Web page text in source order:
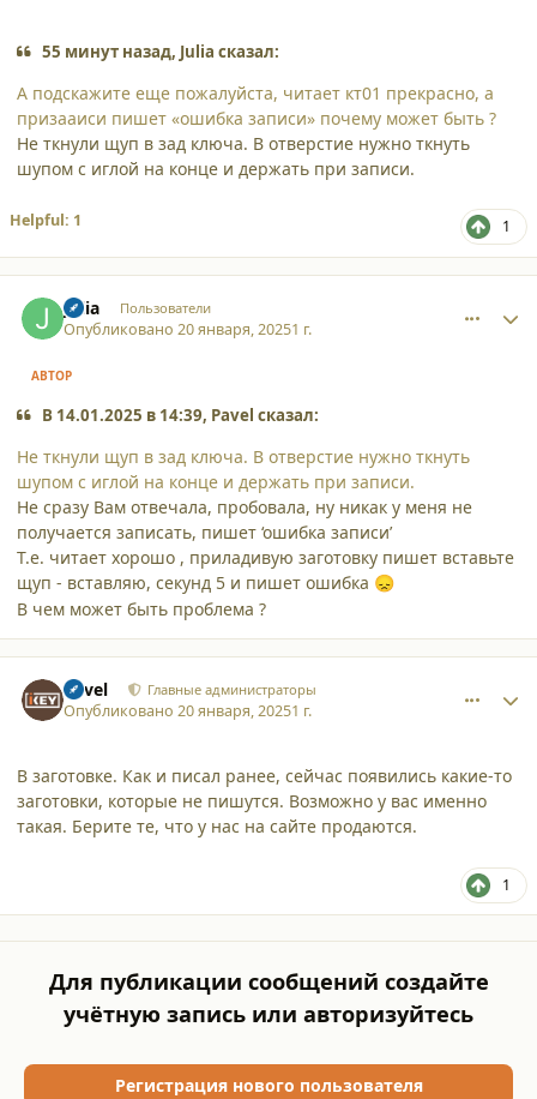
55 минут назад, Julia сказал:
А подскажите еще пожалуйста, читает кт01 прекрасно, а
призааиси пишет «ошибка записи» почему может быть ?
Не ткнули щуп в зад ключа. В отверстие нужно ткнуть
шупом с иглой на конце и держать при записи.
Helpful: 1 1
Julia Пользователи
Опубликовано20 января, 20251 г.
АВТОР
В 14.01.2025 в 14:39, Pavel сказал:
Не ткнули щуп в зад ключа. В отверстие нужно ткнуть
шупом с иглой на конце и держать при записи.
Не сразу Вам отвечала, пробовала, ну никак у меня не
получается записать, пишет ‘ошибка записи’
Т.е. читает хорошо , приладивую заготовку пишет вставьте
щуп - вставляю, секунд 5 и пишет ошибка 😞
В чем может быть проблема ?
Pavel Главные администраторы
Опубликовано20 января, 20251 г.
В заготовке. Как и писал ранее, сейчас появились какие-то
заготовки, которые не пишутся. Возможно у вас именно
такая. Берите те, что у нас на сайте продаются.
1
Для публикации сообщений создайте
учётную запись или авторизуйтесь
Регистрация нового пользователя